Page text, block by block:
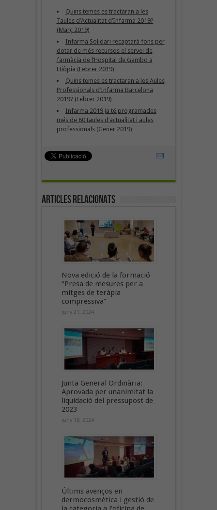
Quins temes es tractaran a les
Taules d’Actualitat d’Infarma 2019?
(Març 2019)
Infarma Solidari recaptarà fons per
dotar de més recursos el servei de
farmàcia de l’Hospital de Gambo a
Etiòpia (Febrer 2019)
Quins temes es tractaran a les Aules
Professionals d’Infarma Barcelona
2019? (Febrer 2019)
Infarma 2019 ja té programades
més de 80 taules d’actualitat i aules
professionals (Gener 2019)
Articles Relacionats
Nova edició de la formació
“Presa de mesures per a
mitges de teràpia
compressiva”
juny 21, 2024
Junta General Ordinària:
Aprovada per unanimitat la
liquidació del pressupost de
2023
juny 18, 2024
Últims avenços en
dermocosmètica i gestió de